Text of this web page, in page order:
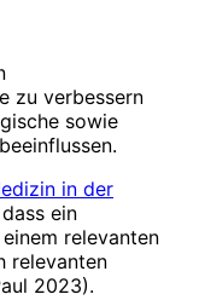
zu verbessern
sowie
in der
ein
relevanten
relevanten
2023).